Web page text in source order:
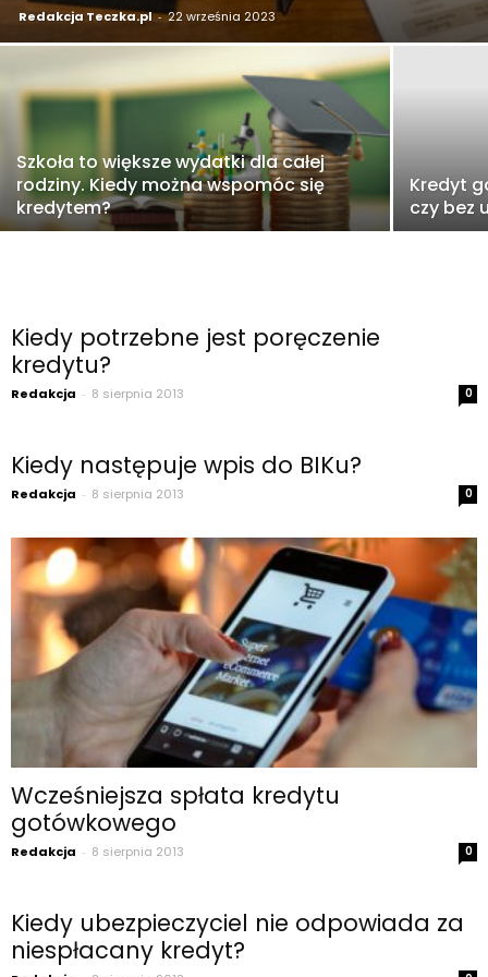
Redakcja Teczka.pl - 22 września 2023
Szkoła to większe wydatki dla całej
rodziny. Kiedy można wspomóc się
kredytem?
Kredyt
czy bez
Kiedy potrzebne jest poręczenie
kredytu?
Redakcja - 8 sierpnia 2013 0
Kiedy następuje wpis do BIKu?
Redakcja - 8 sierpnia 2013 0
Wcześniejsza spłata kredytu
gotówkowego
Redakcja - 8 sierpnia 2013 0
Kiedy ubezpieczyciel nie odpowiada za
niespłacany kredyt?